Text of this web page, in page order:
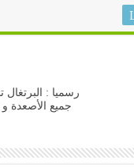
رسميا :
جميع الأصعدة و